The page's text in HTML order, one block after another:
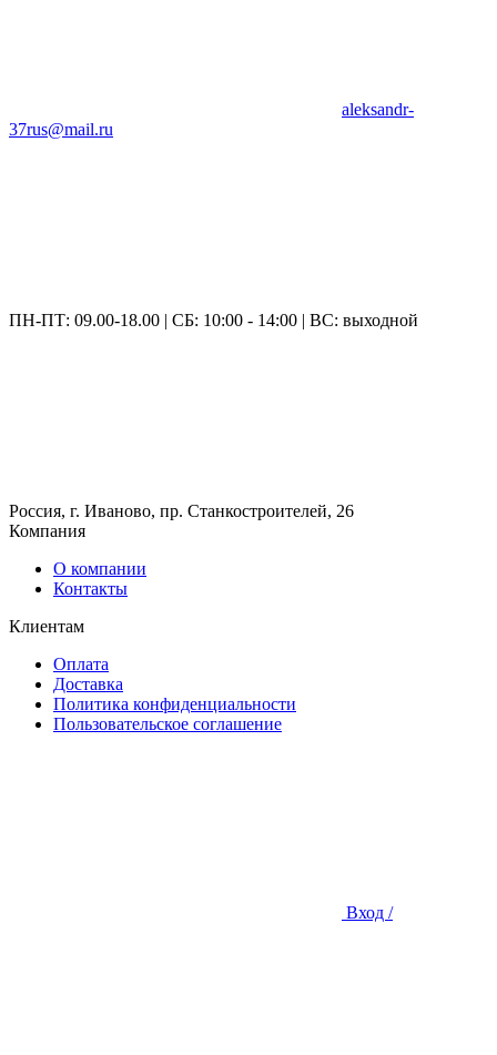
aleksandr-
37rus@mail.ru
ПН-ПТ: 09.00-18.00 | СБ: 10:00 - 14:00 | ВС: выходной
Россия, г. Иваново, пр. Станкостроителей, 26
Компания
О компании
Контакты
Клиентам
Оплата
Доставка
Политика конфиденциальности
Пользовательское соглашение
Вход /